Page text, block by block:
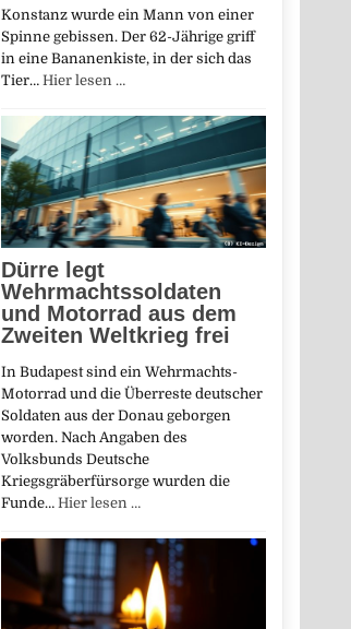
Konstanz wurde ein Mann von einer
Spinne gebissen. Der 62-Jährige griff
in eine Bananenkiste, in der sich das
Tier… Hier lesen …
Dürre legt
Wehrmachtssoldaten
und Motorrad aus dem
Zweiten Weltkrieg frei
In Budapest sind ein Wehrmachts-
Motorrad und die Überreste deutscher
Soldaten aus der Donau geborgen
worden. Nach Angaben des
Volksbunds Deutsche
Kriegsgräberfürsorge wurden die
Funde… Hier lesen …